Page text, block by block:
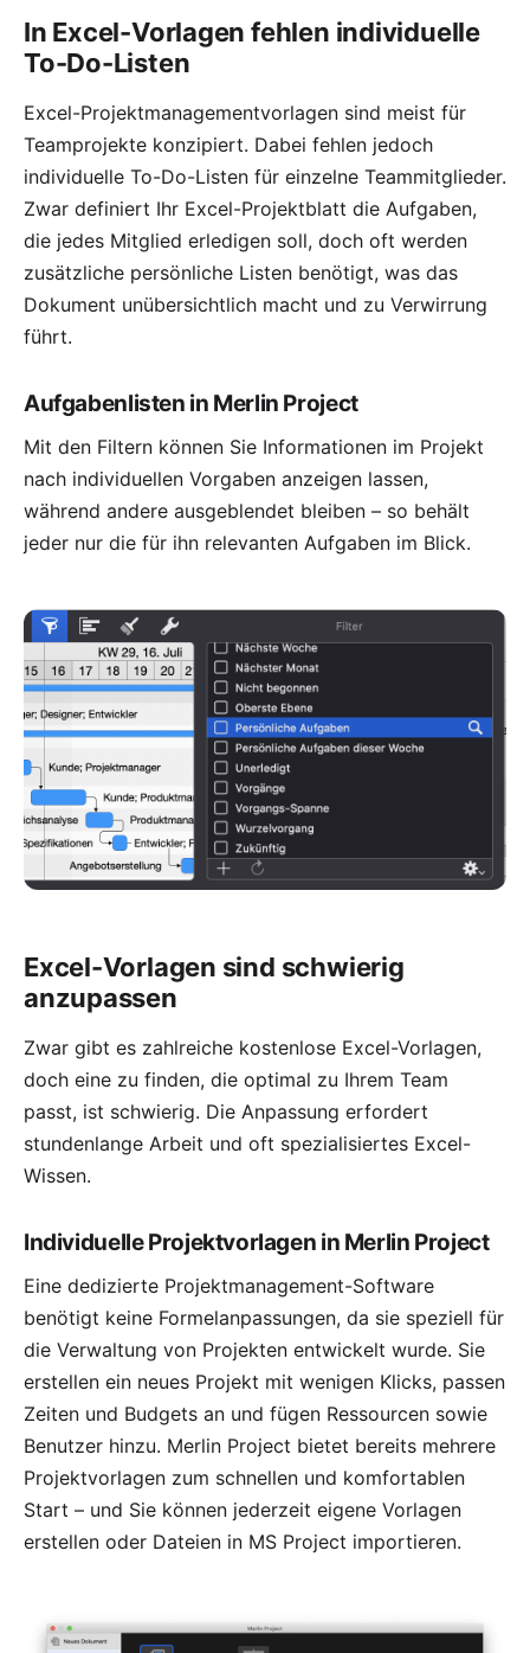
In Excel-Vorlagen fehlen individuelle
To-Do-Listen
Excel-Projektmanagementvorlagen sind meist für
Teamprojekte konzipiert. Dabei fehlen jedoch
individuelle To-Do-Listen für einzelne Teammitglieder.
Zwar definiert Ihr Excel-Projektblatt die Aufgaben,
die jedes Mitglied erledigen soll, doch oft werden
zusätzliche persönliche Listen benötigt, was das
Dokument unübersichtlich macht und zu Verwirrung
führt.
Aufgabenlisten in Merlin Project
Mit den Filtern können Sie Informationen im Projekt
nach individuellen Vorgaben anzeigen lassen,
während andere ausgeblendet bleiben – so behält
jeder nur die für ihn relevanten Aufgaben im Blick.
Excel-Vorlagen sind schwierig
anzupassen
Zwar gibt es zahlreiche kostenlose Excel-Vorlagen,
doch eine zu finden, die optimal zu Ihrem Team
passt, ist schwierig. Die Anpassung erfordert
stundenlange Arbeit und oft spezialisiertes Excel-
Wissen.
Individuelle Projektvorlagen in Merlin Project
Eine dedizierte Projektmanagement-Software
benötigt keine Formelanpassungen, da sie speziell für
die Verwaltung von Projekten entwickelt wurde. Sie
erstellen ein neues Projekt mit wenigen Klicks, passen
Zeiten und Budgets an und fügen Ressourcen sowie
Benutzer hinzu. Merlin Project bietet bereits mehrere
Projektvorlagen zum schnellen und komfortablen
Start – und Sie können jederzeit eigene Vorlagen
erstellen oder Dateien in MS Project importieren.